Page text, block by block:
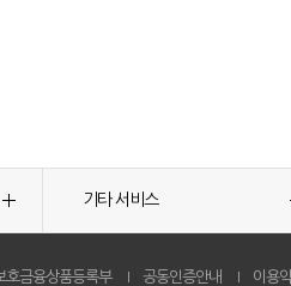
기타 서비스
호금융상품등록부 공동인증안내 이용